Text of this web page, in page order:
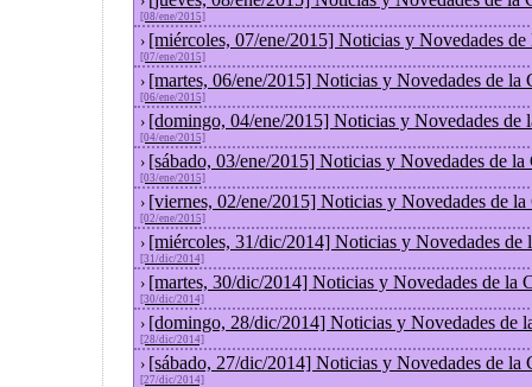
[08/ene/2015]
› [miércoles, 07/ene/2015] Noticias y Novedades
[07/ene/2015]
› [martes, 06/ene/2015] Noticias y Novedades de la
[06/ene/2015]
› [domingo, 04/ene/2015] Noticias y Novedades de
[04/ene/2015]
› [sábado, 03/ene/2015] Noticias y Novedades de la
[03/ene/2015]
› [viernes, 02/ene/2015] Noticias y Novedades de
[02/ene/2015]
› [miércoles, 31/dic/2014] Noticias y Novedades de
[31/dic/2014]
› [martes, 30/dic/2014] Noticias y Novedades de la
[30/dic/2014]
› [domingo, 28/dic/2014] Noticias y Novedades de
[28/dic/2014]
› [sábado, 27/dic/2014] Noticias y Novedades de la
[27/dic/2014]